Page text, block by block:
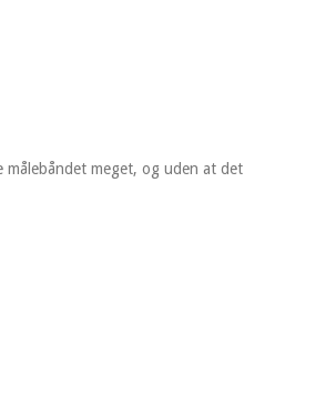
målebåndet meget, og uden at det